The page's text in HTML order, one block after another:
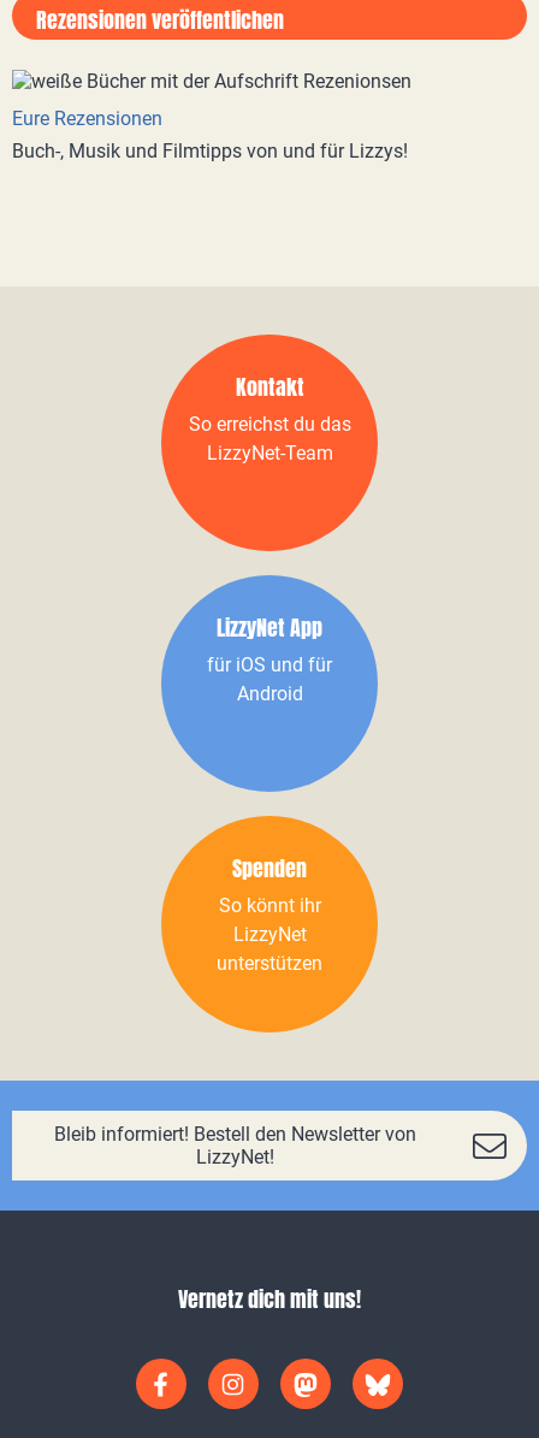
Rezensionen veröffentlichen
Eure Rezensionen
Buch-, Musik und Filmtipps von und für Lizzys!
Kontakt
So erreichst du das
LizzyNet-Team
LizzyNet App
für iOS und für
Android
Spenden
So könnt ihr
LizzyNet
unterstützen
Bleib informiert! Bestell den Newsletter von
LizzyNet!
Vernetz dich mit uns!